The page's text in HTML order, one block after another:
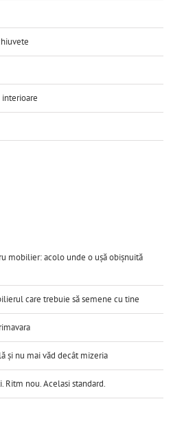
mobilier: acolo unde o ușă obișnuită
care trebuie să semene cu tine
și nu mai văd decât mizeria
Ritm nou. Acelasi standard.